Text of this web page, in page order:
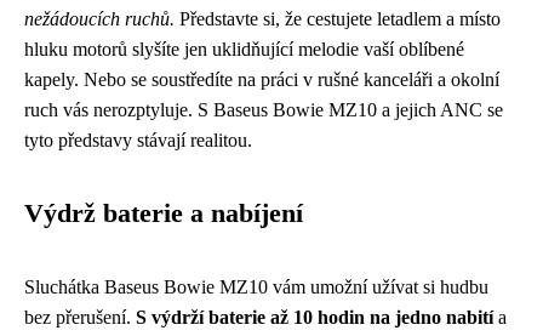
nežádoucích ruchů. Představte si, že cestujete letadlem a místo
hluku motorů slyšíte jen uklidňující melodie vaší oblíbené
kapely. Nebo se soustředíte na práci v rušné kanceláři a okolní
ruch vás nerozptyluje. S Baseus Bowie MZ10 a jejich ANC se
tyto představy stávají realitou.
Výdrž baterie a nabíjení
Sluchátka Baseus Bowie MZ10 vám umožní užívat si hudbu
bez přerušení. S výdrží baterie až 10 hodin na jedno nabitía